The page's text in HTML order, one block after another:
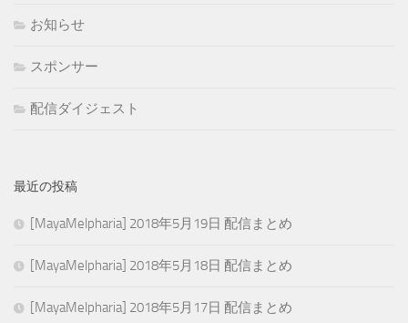
お知らせ
スポンサー
配信ダイジェスト
最近の投稿
[MayaMelpharia] 2018年5月19日 配信まとめ
[MayaMelpharia] 2018年5月18日 配信まとめ
[MayaMelpharia] 2018年5月17日 配信まとめ